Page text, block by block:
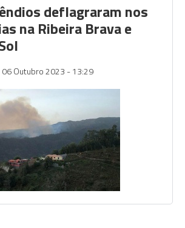
deflagraram nos
na Ribeira Brava e
06 Outubro 2023 - 13:29